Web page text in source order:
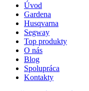
Úvod
Gardena
Husqvarna
Segway
Top produkty
O nás
Blog
Spolupráca
Kontakty